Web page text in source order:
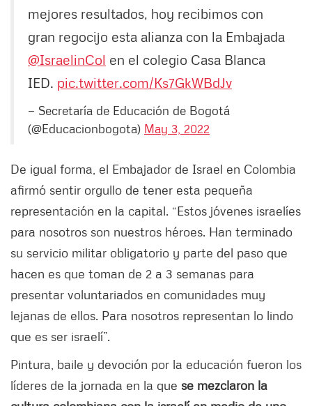
mejores resultados, hoy recibimos con
gran regocijo esta alianza con la Embajada
@IsraelinCol en el colegio Casa Blanca
IED. pic.twitter.com/Ks7GkWBdJv
— Secretaría de Educación de Bogotá
(@Educacionbogota) May 3, 2022
De igual forma, el Embajador de Israel en Colombia
afirmó sentir orgullo de tener esta pequeña
representación en la capital. “Estos jóvenes israelíes
para nosotros son nuestros héroes. Han terminado
su servicio militar obligatorio y parte del paso que
hacen es que toman de 2 a 3 semanas para
presentar voluntariados en comunidades muy
lejanas de ellos. Para nosotros representan lo lindo
que es ser israelí”.
Pintura, baile y devoción por la educación fueron los
líderes de la jornada en la que se mezclaron la